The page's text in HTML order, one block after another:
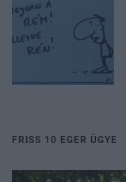
FRISS 10 EGER ÜGYE